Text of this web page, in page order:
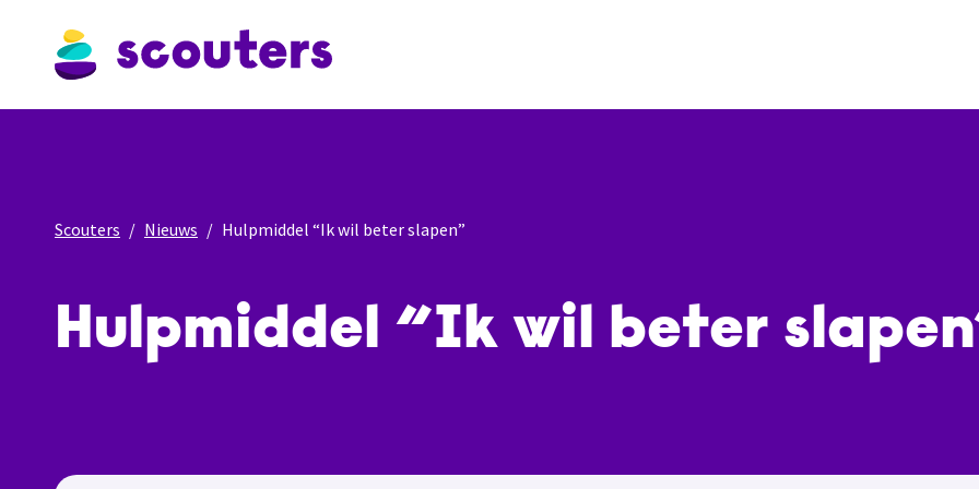
Scouters Nieuws Hulpmiddel “Ik wil beter slapen”
Hulpmiddel “Ik wil beter